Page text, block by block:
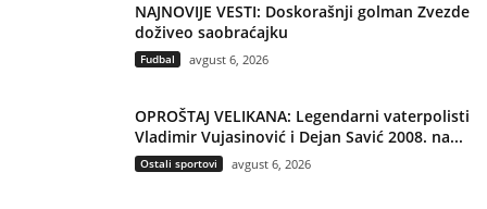
NAJNOVIJE VESTI: Doskorašnji golman Zvezde
doživeo saobraćajku
Fudbal avgust 6, 2026
OPROŠTAJ VELIKANA: Legendarni vaterpolisti
Vladimir Vujasinović i Dejan Savić 2008. na...
Ostali sportovi avgust 6, 2026